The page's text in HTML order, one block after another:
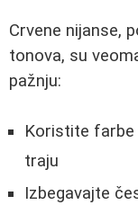
Crvene nijanse,
tonova, su
pažnju:
Koristite farbe
traju
Izbegavajte